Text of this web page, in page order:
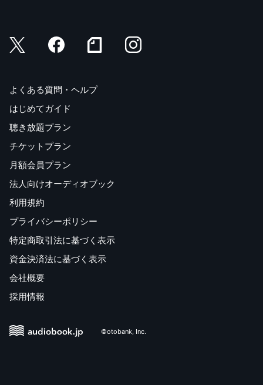
よくある質問・ヘルプ
はじめてガイド
聴き放題プラン
チケットプラン
月額会員プラン
法人向けオーディオブック
利用規約
プライバシーポリシー
特定商取引法に基づく表示
資金決済法に基づく表示
会社概要
採用情報
©otobank, Inc.